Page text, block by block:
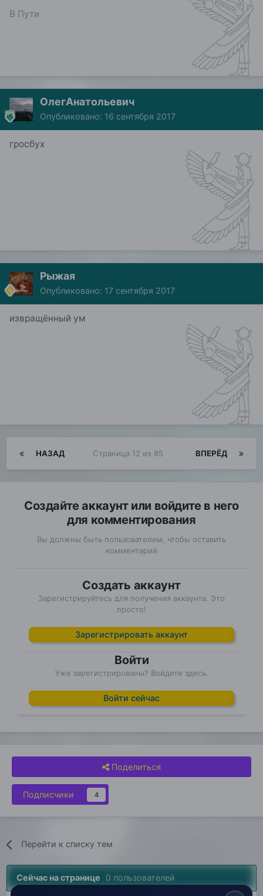
В Пути
ОлегАнатольевич
Опубликовано: 16 сентября 2017
гросбух
Рыжая
Опубликовано: 17 сентября 2017
извращённый ум
НАЗАД ВПЕРЁД
Страница 12 из 85
Создайте аккаунт или войдите в него
для комментирования
Вы должны быть пользователем, чтобы оставить
комментарий
Создать аккаунт
Зарегистрируйтесь для получения аккаунта. Это
просто!
Зарегистрировать аккаунт
Войти
Уже зарегистрированы? Войдите здесь.
Войти сейчас
Поделиться
Подписчики 4
Перейти к списку тем
Сейчас на странице 0 пользователей